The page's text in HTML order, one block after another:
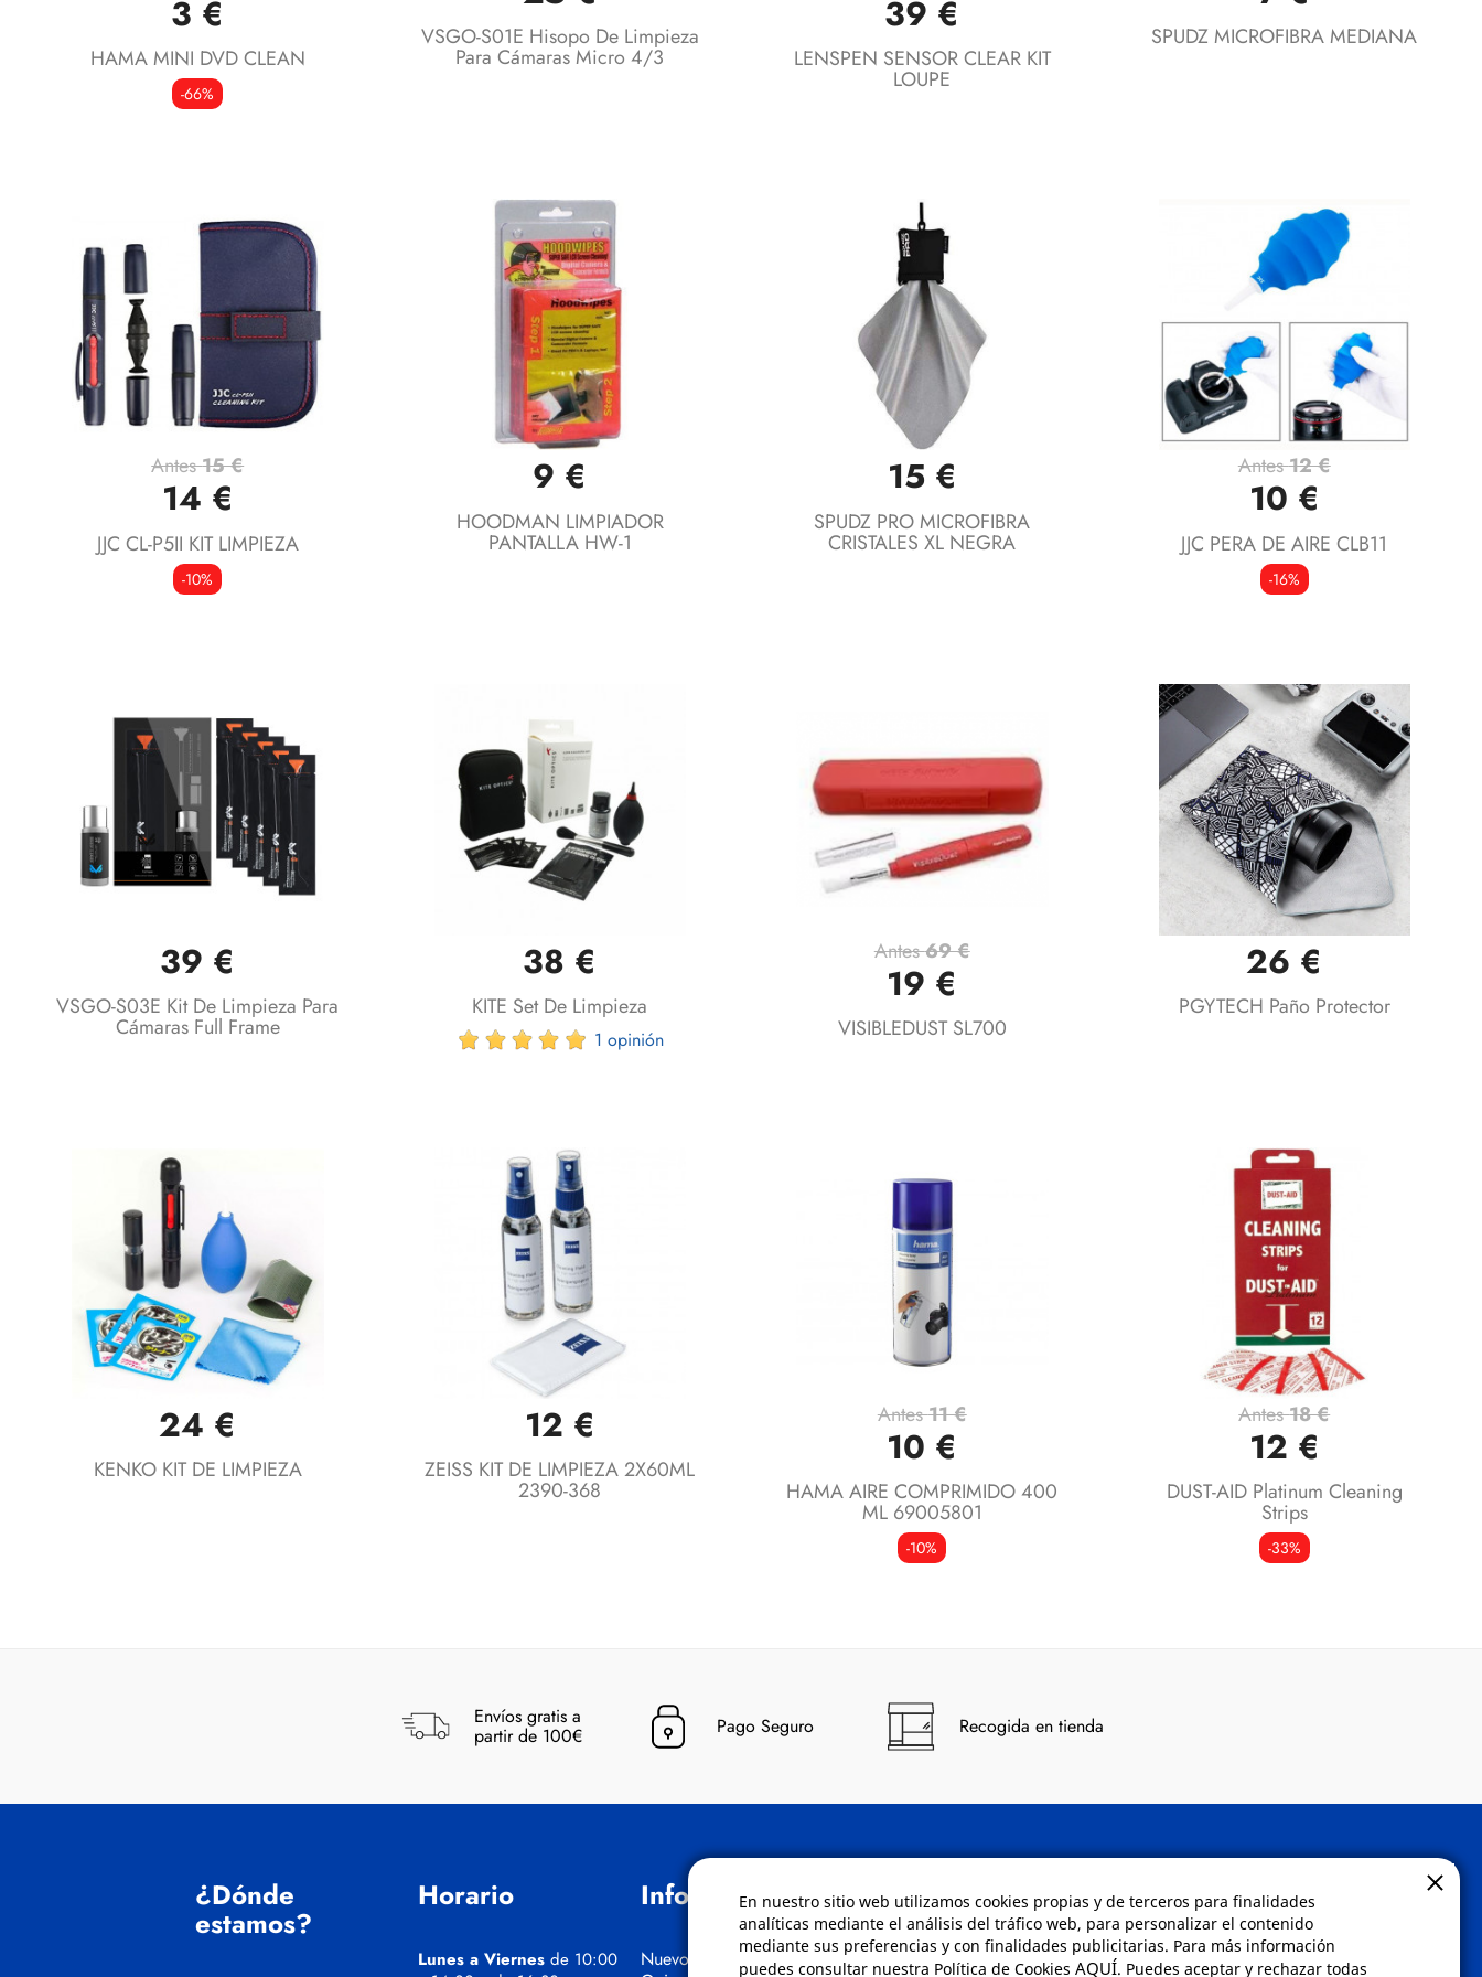
En nuestro sitio web utilizamos cookies propias y de terceros para finalidades
analíticas mediante el análisis del tráfico web, para personalizar el contenido
mediante sus preferencias y con finalidades publicitarias. Para más información
puedes consultar nuestra Política de Cookies AQUÍ. Puedes aceptar y rechazar todas
3 €
HAMA MINI DVD CLEAN
-66%
VSGO-S01E Hisopo De Limpieza
Para Cámaras Micro 4/3
39 €
LENSPEN SENSOR CLEAR KIT
LOUPE
SPUDZ MICROFIBRA MEDIANA
Vista rápida
Antes15 €
14 €
JJC CL-P5II KIT LIMPIEZA
-10%
Vista rápida
9 €
HOODMAN LIMPIADOR
PANTALLA HW-1
Vista rápida
15 €
SPUDZ PRO MICROFIBRA
CRISTALES XL NEGRA
Vista rápida
Antes12 €
10 €
JJC PERA DE AIRE CLB11
-16%
Vista rápida
39 €
VSGO-S03E Kit De Limpieza Para
Cámaras Full Frame
Vista rápida
38 €
KITE Set De Limpieza
1 opinión
Vista rápida
Antes69 €
19 €
VISIBLEDUST SL700
Vista rápida
26 €
PGYTECH Paño Protector
Vista rápida
24 €
KENKO KIT DE LIMPIEZA
Vista rápida
12 €
ZEISS KIT DE LIMPIEZA 2X60ML
2390-368
Vista rápida
Antes11 €
10 €
HAMA AIRE COMPRIMIDO 400
ML 69005801
-10%
Vista rápida
Antes18 €
12 €
DUST-AID Platinum Cleaning
Strips
-33%
Envíos gratis a
partir de 100€ Pago Seguro Recogida en tienda
¿Dónde
estamos?
Horario
Lunes a Viernes de 10:00
Información
Nuevos Cursos
Políticas
Condiciones de compra
Contacto
Envíanos un email a